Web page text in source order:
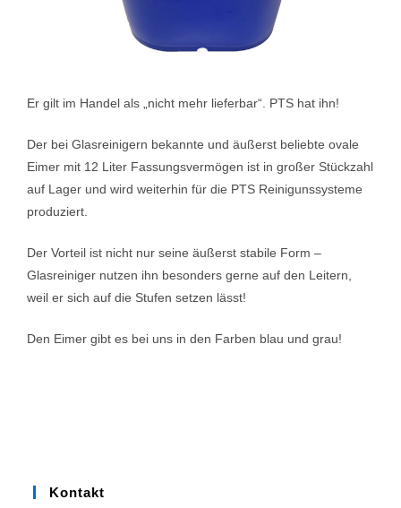
Er gilt im Handel als „nicht mehr lieferbar“. PTS hat ihn!
Der bei Glasreinigern bekannte und äußerst beliebte ovale
Eimer mit 12 Liter Fassungsvermögen ist in großer Stückzahl
auf Lager und wird weiterhin für die PTS Reinigunssysteme
produziert.
Der Vorteil ist nicht nur seine äußerst stabile Form –
Glasreiniger nutzen ihn besonders gerne auf den Leitern,
weil er sich auf die Stufen setzen lässt!
Den Eimer gibt es bei uns in den Farben blau und grau!
Kontakt